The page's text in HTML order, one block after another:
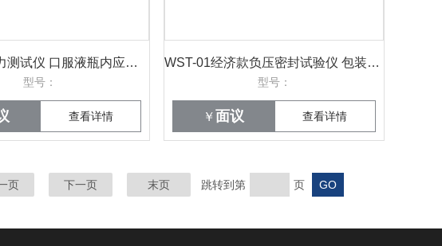
玻璃偏光应力测试仪 口服液瓶内应力检测仪 WPG-150威申科技
型号：
查看详情
WST-01经济款负压密封试验仪 包装气密性检测仪 威申科技
型号：
￥ 面议 查看详情
页 下一页 末页 跳转到第 页